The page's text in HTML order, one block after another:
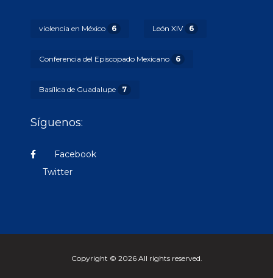
violencia en México 6 León XIV 6
Conferencia del Episcopado Mexicano 6
Basílica de Guadalupe 7
Síguenos:
Facebook
Twitter
Copyright © 2026 All rights reserved.